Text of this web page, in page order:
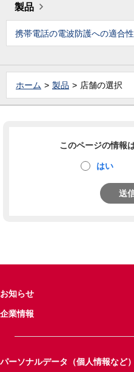
製品
携帯電話の電波防護への適合
ホーム 製品 店舗の選択
このページの情報
はい
送
お知らせ
企業情報
パーソナルデータ（個人情報など